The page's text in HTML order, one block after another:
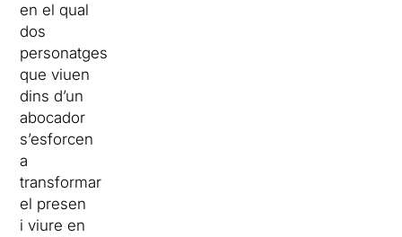
en el qual
dos
personatges
que viuen
dins d’un
abocador
s’esforcen
a
transformar
el presen
i viure en